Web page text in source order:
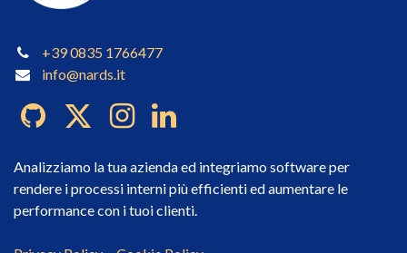
+39 0835 1766477
info@nards.it
Analizziamo la tua azienda ed integriamo software per
rendere i processi interni più efficienti ed aumentare le
performance con i tuoi clienti.